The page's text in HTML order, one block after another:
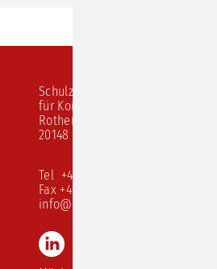
Schulz von Thun Institut
für Kommunikation
Rothenbaumchaussee 20
20148 Hamburg
Tel +49 40 413 526 10
Fax +49 40 413 526 68
info@schulz-von-thun.de